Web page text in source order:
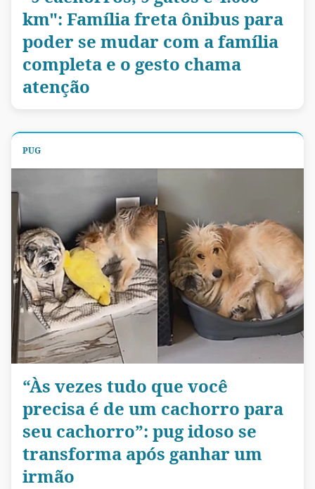
km": Família freta ônibus para
poder se mudar com a família
completa e o gesto chama
atenção
PUG
“Às vezes tudo que você
precisa é de um cachorro para
seu cachorro”: pug idoso se
transforma após ganhar um
irmão